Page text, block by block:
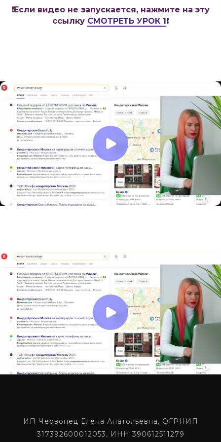
❗️Если видео не запускается, нажмите на эту
ссылку СМОТРЕТЬ УРОК 1❗️
ИП Червонец Елена Анатольевна, ОГРНИП
317392600012053, ИНН 390612511279